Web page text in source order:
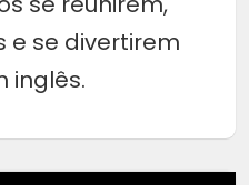
e se divertirem
inglês.